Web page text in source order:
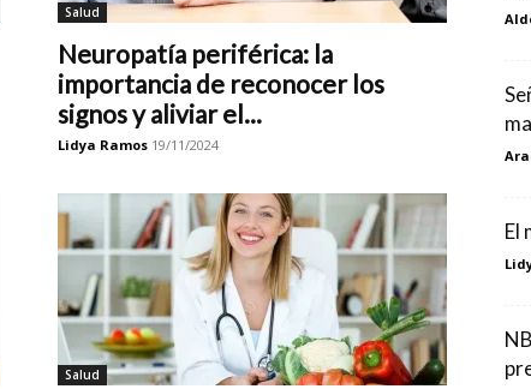
Salud
Neuropatía periférica: la
importancia de reconocer los
signos y aliviar el...
Lidya Ramos 19/11/2024
Salud
El